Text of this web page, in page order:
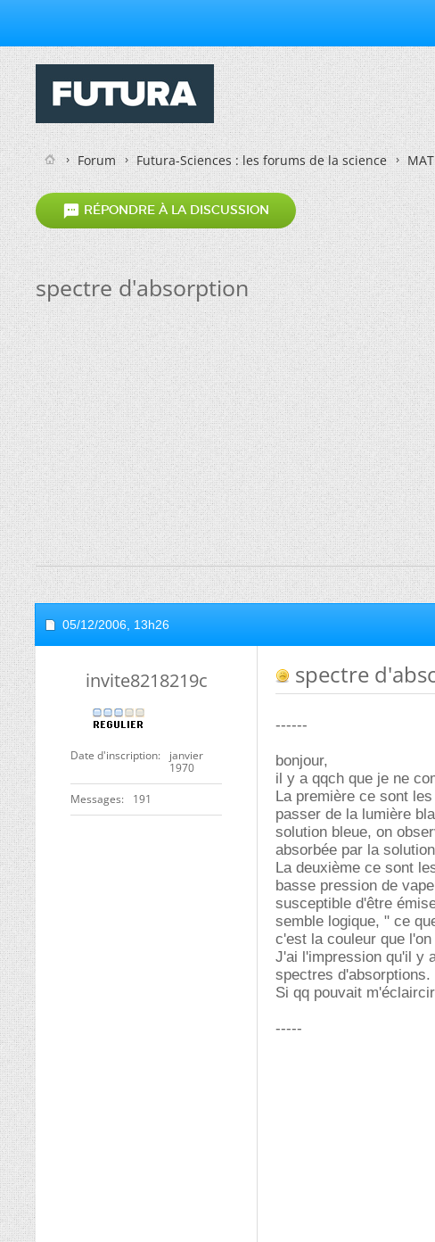
Forum Futura-Sciences : les forums de la science
 RÉPONDRE À LA DISCUSSION
spectre d'absorption
05/12/2006, 13h26
invite8218219c
Date d'inscription
janvier
1970
Messages 191
spectre
------
bonjour,
il y a qqch que je ne
La première ce sont
passer de la lumière
solution bleue, on
absorbée par la
La deuxième ce sont
basse pression de
susceptible d'être
semble logique, " ce
c'est la couleur que
J'ai l'impression qu'il y
spectres d'absorptions.
Si qq pouvait
-----